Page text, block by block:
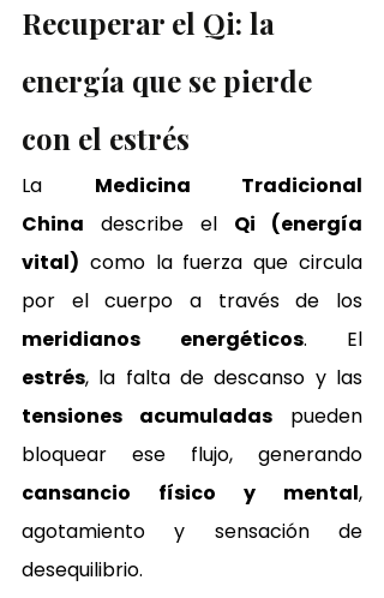
Recuperar el Qi: la
energía que se pierde
con el estrés
La Medicina Tradicional
China describe el Qi (energía
vital) como la fuerza que circula
meridianos energéticos
estrés
tensiones acumuladas pueden
cansancio físico y mental,
agotamiento y sensación de
desequilibrio.